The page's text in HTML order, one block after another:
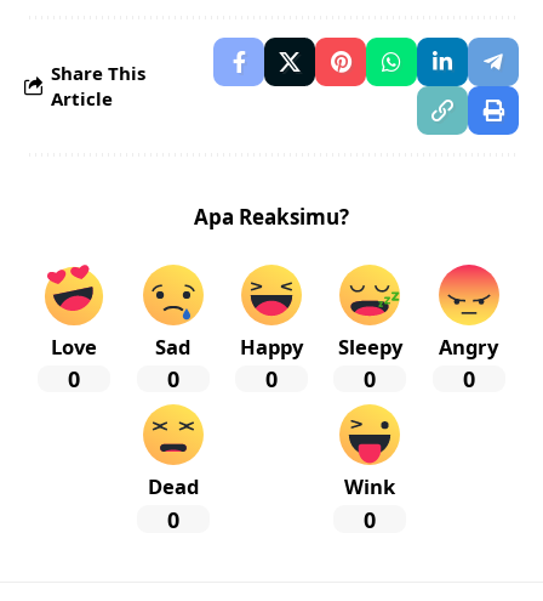
Share This
Article
Apa Reaksimu?
Love
0
Sad
0
Happy
0
Sleepy
0
Angry
0
Dead
0
Wink
0